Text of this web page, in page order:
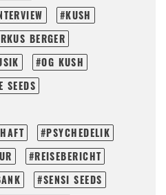
KUSH
BERGER
OG KUSH
SEEDS
PSYCHEDELIK
REISEBERICHT
SENSI SEEDS